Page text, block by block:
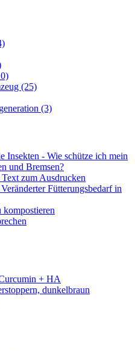
(25)
(3)
Insekten - Wie schütze ich mein
und Bremsen?
zum Ausdrucken
Fütterungsbedarf in
kompostieren
+ HA
dunkelbraun